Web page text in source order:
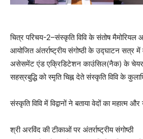
चित्र परिचय-2–संस्कृति विवि के संतोष मैमोरियल
आयोजित अंतर्राष्ट्रीय संगोष्ठी के उद्घाटन सत्र
असेसमेंट एंड एक्रिडिटेशन काउंसिल(नैक) के
सहस्रबुद्धि को स्मृति चिह्न देते संस्कृति विवि के
संस्कृति विवि में विद्वानों ने बताया वेदों का महात्म और
श्री अरविंद की टीकाओं पर अंतर्राष्ट्रीय संगोष्ठी